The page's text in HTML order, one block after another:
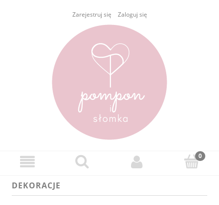
Zarejestruj się Zaloguj się
DEKORACJE